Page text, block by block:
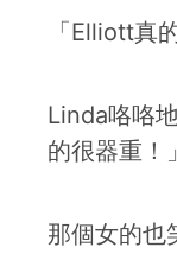
「Elliott真
Linda咯咯
的很器重！
那個女的也